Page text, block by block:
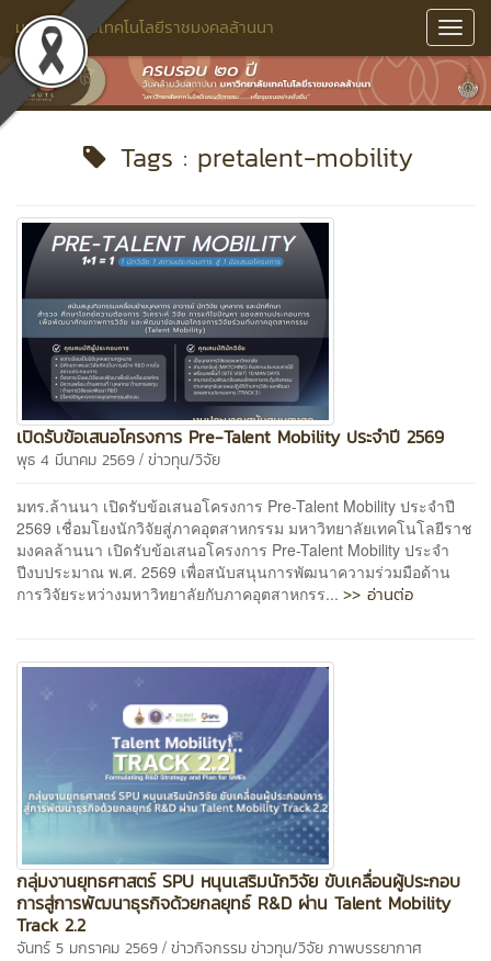
มหาวิทยาลัยเทคโนโลยีราชมงคลล้านนา
Tags : pretalent-mobility
เปิดรับข้อเสนอโครงการ Pre-Talent Mobility ประจำปี 2569
พุธ 4 มีนาคม 2569 / ข่าวทุน/วิจัย
มทร.ล้านนา เปิดรับข้อเสนอโครงการ Pre-Talent Mobility ประจำปี
2569 เชื่อมโยงนักวิจัยสู่ภาคอุตสาหกรรม มหาวิทยาลัยเทคโนโลยีราช
มงคลล้านนา เปิดรับข้อเสนอโครงการ Pre-Talent Mobility ประจำ
ปีงบประมาณ พ.ศ. 2569 เพื่อสนับสนุนการพัฒนาความร่วมมือด้าน
การวิจัยระหว่างมหาวิทยาลัยกับภาคอุตสาหกรร... >> อ่านต่อ
กลุ่มงานยุทธศาสตร์ SPU หนุนเสริมนักวิจัย ขับเคลื่อนผู้ประกอบ
การสู่การพัฒนาธุรกิจด้วยกลยุทธ์ R&D ผ่าน Talent Mobility
Track 2.2
จันทร์ 5 มกราคม 2569 / ข่าวกิจกรรมข่าวทุน/วิจัยภาพบรรยากาศ